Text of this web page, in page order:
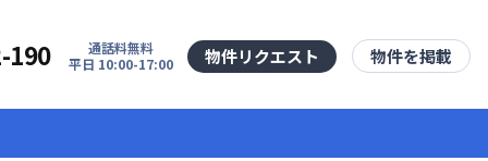
190
通話料無料
平日 10:00-17:00
物件リクエスト 物件を掲載